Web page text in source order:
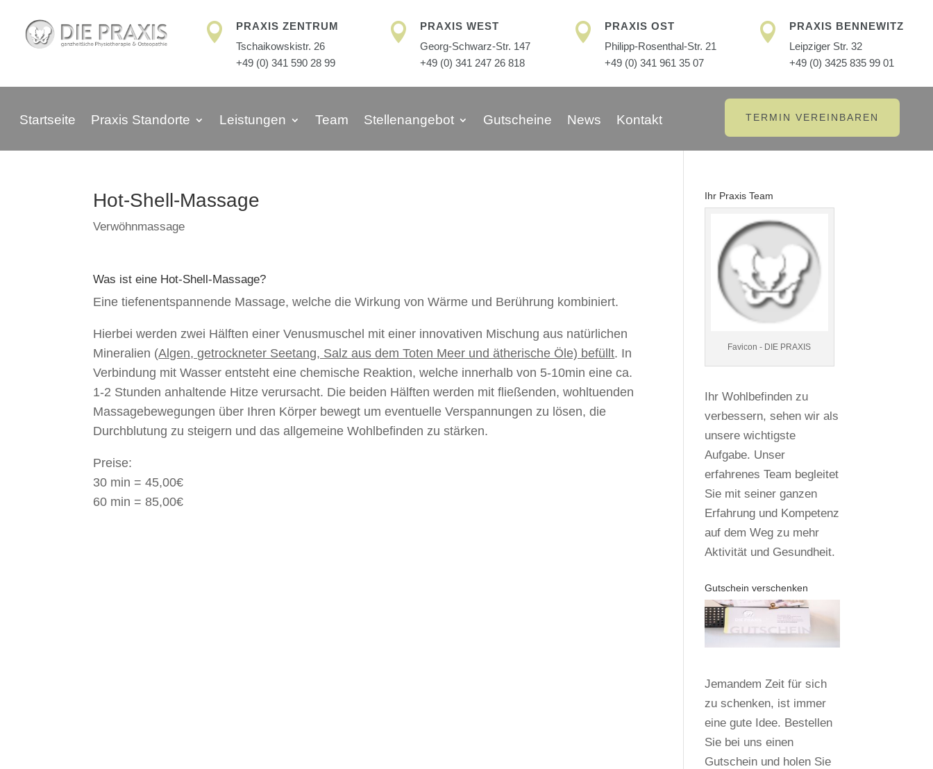

PRAXIS ZENTRUM
Tschaikowskistr. 26
+49 (0) 341 590 28 99

PRAXIS WEST
Georg-Schwarz-Str. 147
+49 (0) 341 247 26 818

PRAXIS OST
Philipp-Rosenthal-Str. 21
+49 (0) 341 961 35 07

PRAXIS BENNEWITZ
Leipziger Str. 32
+49 (0) 3425 835 99 01
Startseite Praxis Standorte Leistungen Team Stellenangebot Gutscheine News Kontakt TERMIN VEREINBAREN
Hot-Shell-Massage
Verwöhnmassage
Was ist eine Hot-Shell-Massage?
Eine tiefenentspannende Massage, welche die Wirkung von Wärme und Berührung kombiniert.
Hierbei werden zwei Hälften einer Venusmuschel mit einer innovativen Mischung aus natürlichen
Mineralien (Algen, getrockneter Seetang, Salz aus dem Toten Meer und ätherische Öle) befüllt. In
Verbindung mit Wasser entsteht eine chemische Reaktion, welche innerhalb von 5-10min eine ca.
1-2 Stunden anhaltende Hitze verursacht. Die beiden Hälften werden mit fließenden, wohltuenden
Massagebewegungen über Ihren Körper bewegt um eventuelle Verspannungen zu lösen, die
Durchblutung zu steigern und das allgemeine Wohlbefinden zu stärken.
Preise:
30 min = 45,00€
60 min = 85,00€
Ihr Praxis Team
Favicon - DIE PRAXIS
Ihr Wohlbefinden zu
verbessern, sehen wir als
unsere wichtigste
Aufgabe. Unser
erfahrenes Team begleitet
Sie mit seiner ganzen
Erfahrung und Kompetenz
auf dem Weg zu mehr
Aktivität und Gesundheit.
Gutschein verschenken
Jemandem Zeit für sich
zu schenken, ist immer
eine gute Idee. Bestellen
Sie bei uns einen
Gutschein und holen Sie